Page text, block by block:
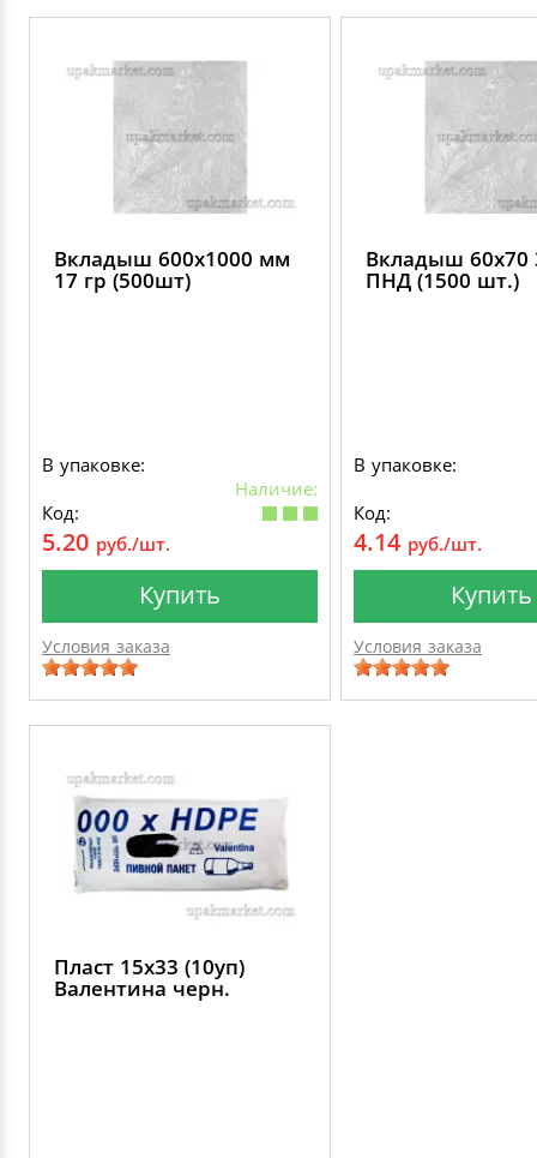
Вкладыш 600х1000 мм
17 гр (500шт)
В упаковке:
Наличие:
Код:
5.20 руб./шт.
Купить
Условия заказа
Вкладыш 60х70
ПНД (1500 шт.)
В упаковке:
Код:
4.14 руб./шт.
Купить
Условия заказа
Пласт 15х33 (10уп)
Валентина черн.